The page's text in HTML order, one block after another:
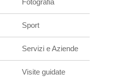
Fotografia
Sport
Servizi e Aziende
Visite guidate